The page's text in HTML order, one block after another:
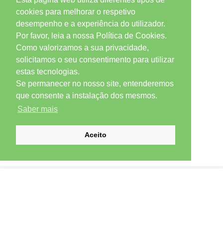
cookies para melhorar o respetivo
desempenho e a experiência do utilizador.
Por favor, leia a nossa Política de Cookies.
Como valorizamos a sua privacidade,
solicitamos o seu consentimento para utilizar
estas tecnologias.
Se permanecer no nosso site, entenderemos
que consente a instalação dos mesmos.
Saber mais
Aceito